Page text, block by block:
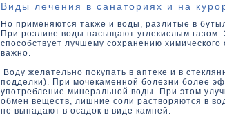
Виды лечения в санаториях и на
Но применяются также и воды, разлитые в
При розливе воды насыщают углекислым газом.
способствует лучшему сохранению химического
важно.
Воду желательно покупать в аптеке и в
подделки). При мочекаменной болезни более
употребление минеральной воды. При этом
обмен веществ, лишние соли растворяются в
не выпадают в осадок в виде камней.